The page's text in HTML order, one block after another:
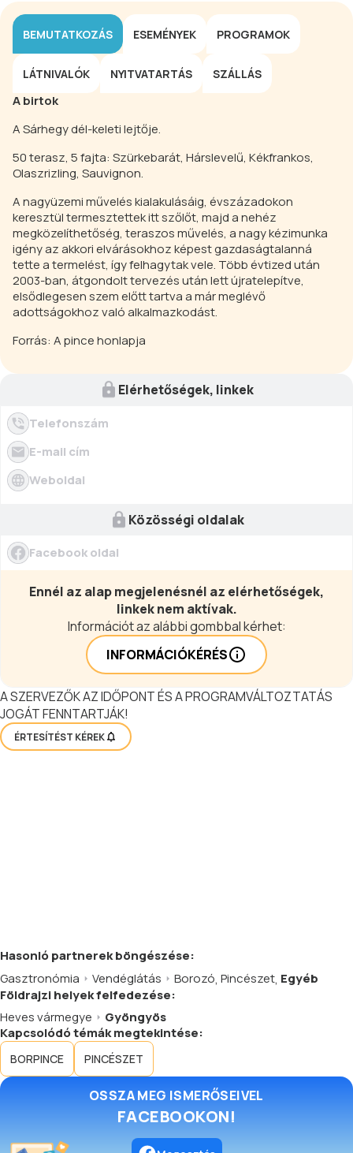
BEMUTATKOZÁS ESEMÉNYEK PROGRAMOK
LÁTNIVALÓK NYITVATARTÁS SZÁLLÁS
A birtok
A Sárhegy dél-keleti lejtője.
50 terasz, 5 fajta: Szürkebarát, Hárslevelű, Kékfrankos,
Olaszrizling, Sauvignon.
A nagyüzemi művelés kialakulásáig, évszázadokon
keresztül termesztettek itt szőlőt, majd a nehéz
megközelíthetőség, teraszos művelés, a nagy kézimunka
igény az akkori elvárásokhoz képest gazdaságtalanná
tette a termelést, így felhagytak vele. Több évtized után
2003-ban, átgondolt tervezés után lett újratelepítve,
elsődlegesen szem előtt tartva a már meglévő
adottságokhoz való alkalmazkodást.
Forrás: A pince honlapja
Elérhetőségek, linkek
Telefonszám
E-mail cím
Weboldal
Közösségi oldalak
Facebook oldal
Ennél az alap megjelenésnél az elérhetőségek,
linkek nem aktívak.
Információt az alábbi gombbal kérhet:
INFORMÁCIÓKÉRÉS
A SZERVEZŐK AZ IDŐPONT ÉS A PROGRAMVÁLTOZTATÁS
JOGÁT FENNTARTJÁK!
ÉRTESÍTÉST KÉREK
Hasonló partnerekböngészése:
Gasztronómia
Vendéglátás Borozó, Pincészet, Egyéb
Földrajzi helyek felfedezése:
Heves vármegye
Gyöngyös
Kapcsolódó témák megtekintése:
BORPINCE PINCÉSZET
OSSZA MEG ISMERŐSEIVEL
FACEBOOKON!